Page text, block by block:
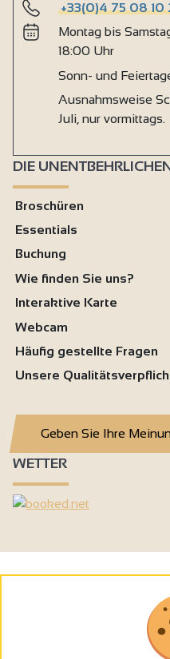
+33(0)4 75 08 10
Montag bis
18:00 Uhr
Sonn- und
Ausnahmsweise
Juli, nur vormittags.
DIE
Broschüren
Essentials
Buchung
Wie finden Sie uns?
Interaktive Karte
Webcam
Häufig gestellte Fragen
Unsere
Geben Sie Ihre
WETTER